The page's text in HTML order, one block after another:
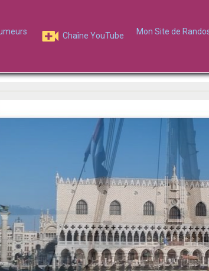
Chaîne YouTube Mon Site de